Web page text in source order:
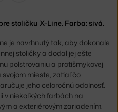
stoličku X-Line. Farba: sivá.
je navrhnutý tak, aby dokonale
stoličky a dodal jej ešte
polstrovaniu a protišmykovej
mieste, zatiaľ čo
jeho celoročnú odolnosť.
v niekoľkých farbách na
a exteriérovým zariadením.